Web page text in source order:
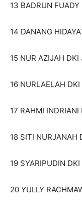
13 BADRUN
14 DANANG
15 NUR AZIJAH
16 NURLAELAH
17 RAHMI
18 SITI NURJANAH
19 SYARIPUDIN
20 YULLY